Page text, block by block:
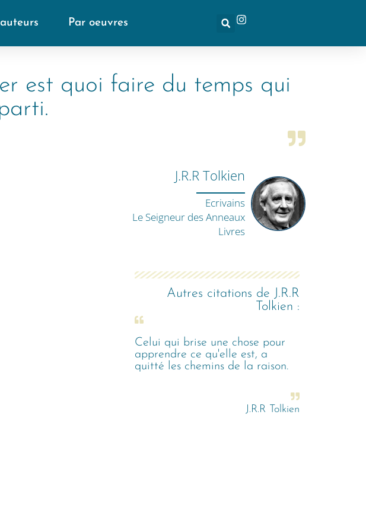
Par oeuvres
est quoi faire du temps qui
J.R.R Tolkien
Ecrivains
Le Seigneur des Anneaux
Livres
Autres citations de J.R.R
Tolkien :
Celui qui brise une chose pour
apprendre ce qu'elle est, a
quitté les chemins de la raison.
J.R.R Tolkien